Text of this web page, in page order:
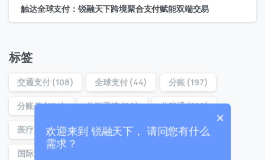
触达全球支付：锐融天下跨境聚合支付赋能双端交易
标签
交通支付(108) 全球支付(44) 分账(197)
分账云(194) 分账系统(22) 分账通(160)
医疗支付(32) 医院支付(29) 合规分账(54)
国际支付
联系我们
我们的团队会尽快回复。
×
欢迎来到 锐融天下， 请问您有什么
需求？